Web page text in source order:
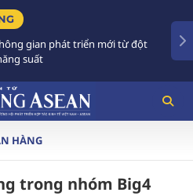
gian phát triển mới từ đột
suất
HÀNG
trong nhóm Big4